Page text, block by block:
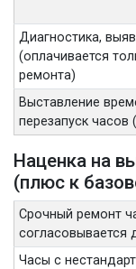
Диагностика,
(оплачивается
ремонта)
Выставление
перезапуск часов
Наценка на
(плюс к
Срочный ремонт
согласовывается
Часы с